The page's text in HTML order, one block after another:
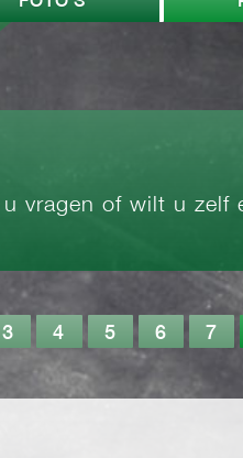
vragen of wilt u zelf
3 4 5 6 7